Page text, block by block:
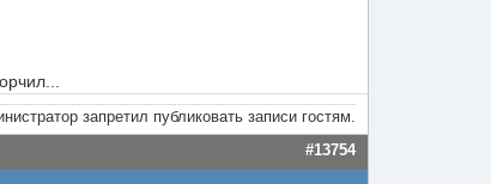
запретил публиковать записи гостям.
#13754